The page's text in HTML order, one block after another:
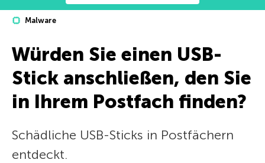
Malware
Würden Sie einen USB-
Stick anschließen, den Sie
in Ihrem Postfach finden?
Schädliche USB-Sticks in Postfächern
entdeckt.